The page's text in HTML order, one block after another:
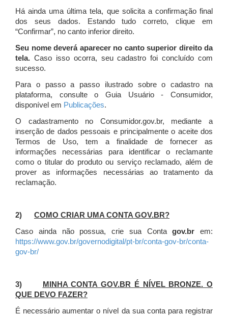
Há ainda uma última tela, que solicita a confirmação final
dos seus dados. Estando tudo correto, clique em
“Confirmar”, no canto inferior direito.
Seu nome deverá aparecer no canto superior direito da
tela. Caso isso ocorra, seu cadastro foi concluído com
sucesso.
Para o passo a passo ilustrado sobre o cadastro na
plataforma, consulte o Guia Usuário - Consumidor,
disponível em Publicações.
O cadastramento no Consumidor.gov.br, mediante a
inserção de dados pessoais e principalmente o aceite dos
Termos de Uso, tem a finalidade de fornecer as
informações necessárias para identificar o reclamante
como o titular do produto ou serviço reclamado, além de
prover as informações necessárias ao tratamento da
reclamação.
2) COMO CRIAR UMA CONTA GOV.BR?
Caso ainda não possua, crie sua Contagov.br em:
https://www.gov.br/governodigital/pt-br/conta-gov-br/conta-
gov-br/
3)
MINHA CONTA GOV.BR É NÍVEL BRONZE. O
QUE DEVO FAZER?
É necessário aumentar o nível da sua conta para registrar